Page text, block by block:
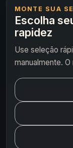
MONTE SUA
Escolha
rapidez
Use seleção
manualmente.